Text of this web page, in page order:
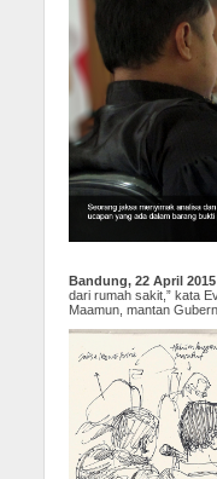
Bandung, 22 April 2015
dari rumah sakit,” kata
Maamun, mantan